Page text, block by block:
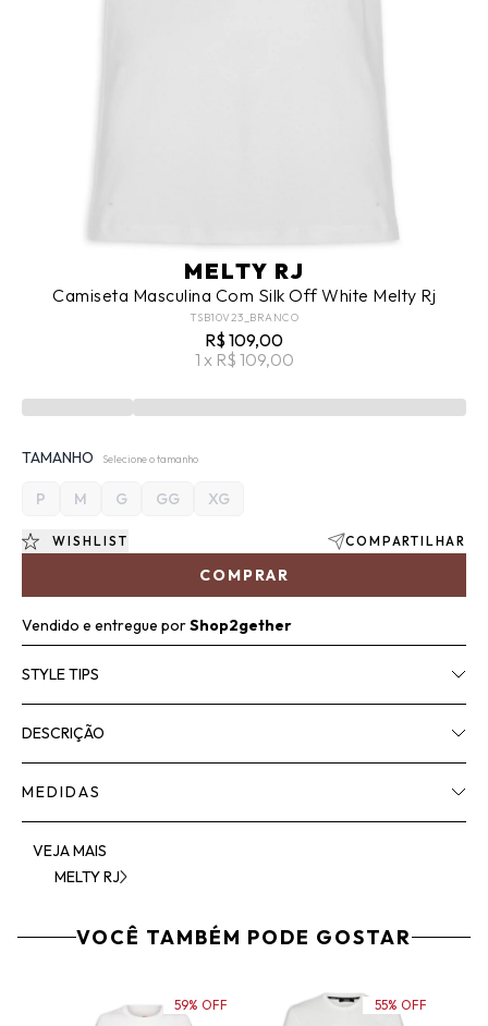
MELTY RJ
Camiseta Masculina Com Silk Off White Melty Rj
TSB10V23_BRANCO
R$ 109,00
1 x R$ 109,00
TAMANHO Selecione o tamanho
P M G GG XG
COMPRAR
WISHLIST COMPARTILHAR
Vendido e entregue porShop2gether
STYLE TIPS
DESCRIÇÃO
MEDIDAS
VEJA MAIS
MELTY RJ
VOCÊ TAMBÉM PODE GOSTAR
59% OFF 55% OFF